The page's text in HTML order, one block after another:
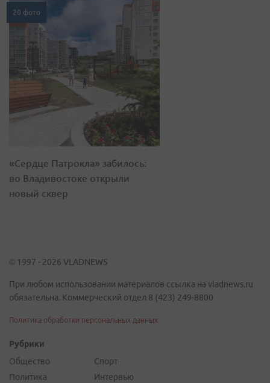
20 фото
«Сердце Патрокла» забилось:
во Владивостоке открыли
новый сквер
© 1997 - 2026 VLADNEWS
При любом использовании материалов ссылка на vladnews.ru
обязательна. Коммерческий отдел 8 (423) 249-8800
Политика обработки персональных данных
Рубрики
Общество
Политика
Спорт
Интервью